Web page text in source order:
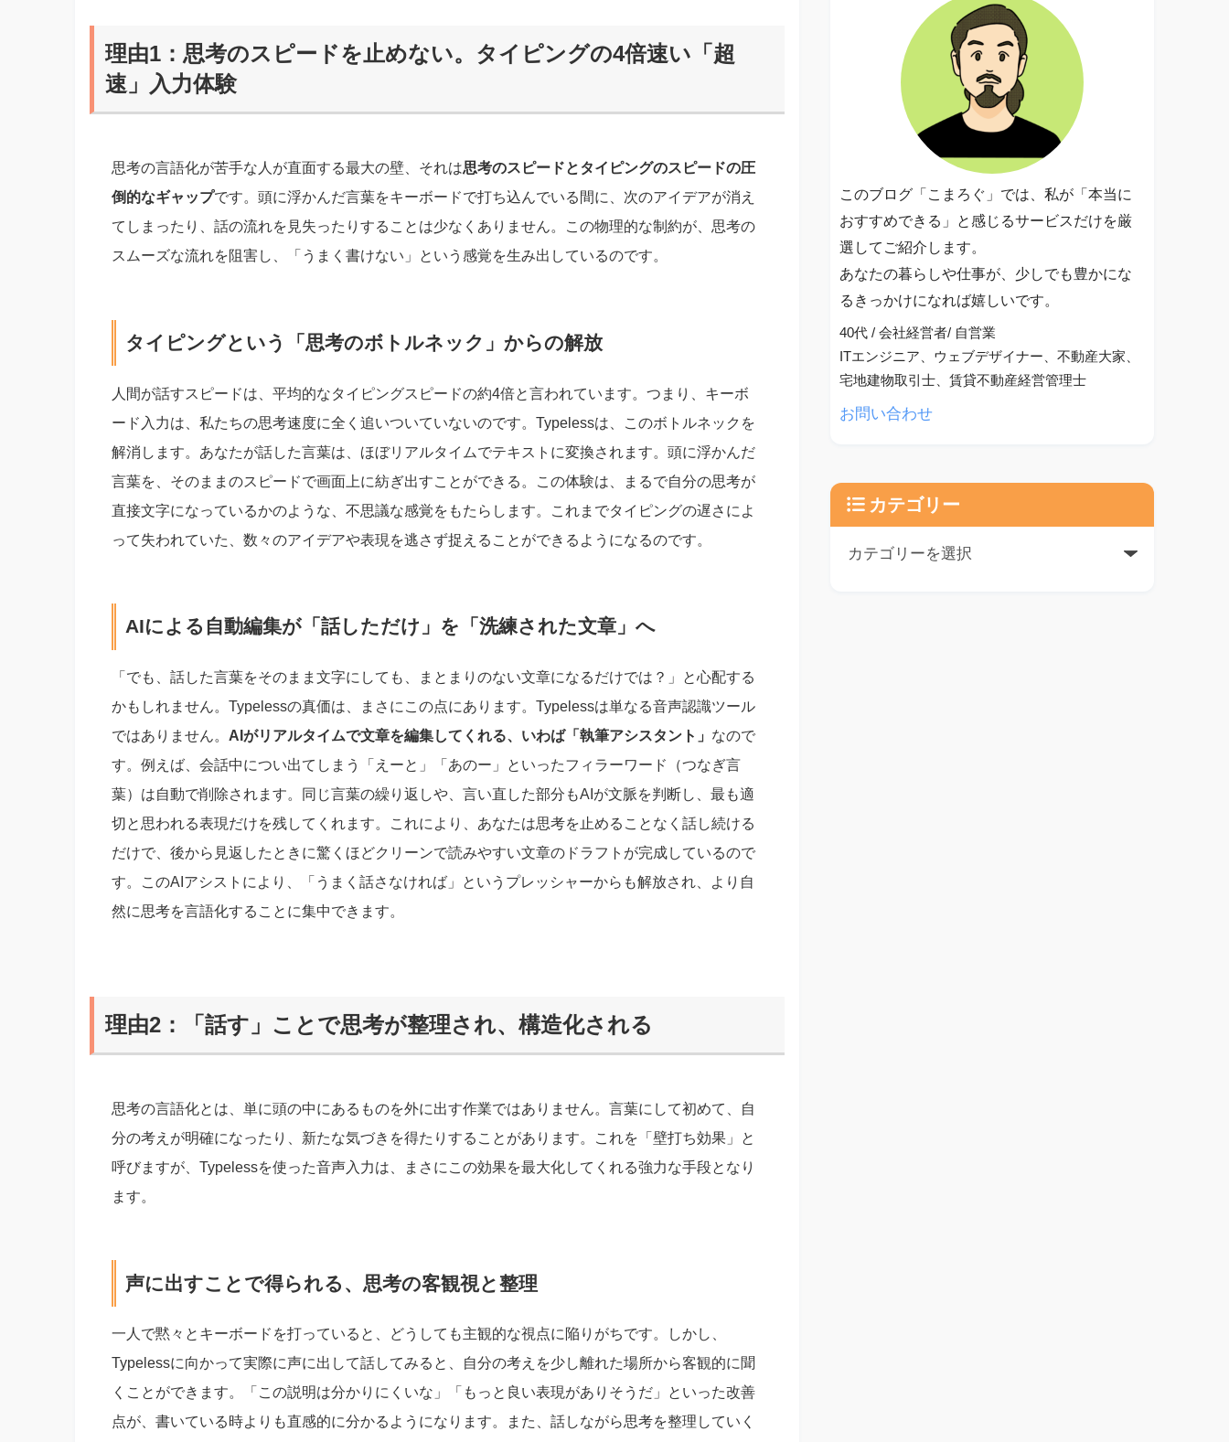
理由1：思考のスピードを止めない。タイピングの4倍速い「超
速」入力体験
思考の言語化が苦手な人が直面する最大の壁、それは思考のスピードとタイピングのスピードの圧
倒的なギャップです。頭に浮かんだ言葉をキーボードで打ち込んでいる間に、次のアイデアが消え
てしまったり、話の流れを見失ったりすることは少なくありません。この物理的な制約が、思考の
スムーズな流れを阻害し、「うまく書けない」という感覚を生み出しているのです。
タイピングという「思考のボトルネック」からの解放
人間が話すスピードは、平均的なタイピングスピードの約4倍と言われています。つまり、キーボ
ード入力は、私たちの思考速度に全く追いついていないのです。Typelessは、このボトルネックを
解消します。あなたが話した言葉は、ほぼリアルタイムでテキストに変換されます。頭に浮かんだ
言葉を、そのままのスピードで画面上に紡ぎ出すことができる。この体験は、まるで自分の思考が
直接文字になっているかのような、不思議な感覚をもたらします。これまでタイピングの遅さによ
って失われていた、数々のアイデアや表現を逃さず捉えることができるようになるのです。
AIによる自動編集が「話しただけ」を「洗練された文章」へ
「でも、話した言葉をそのまま文字にしても、まとまりのない文章になるだけでは？」と心配する
かもしれません。Typelessの真価は、まさにこの点にあります。Typelessは単なる音声認識ツール
ではありません。 AIがリアルタイムで文章を編集してくれる、いわば「執筆アシスタント」 なので
す。例えば、会話中につい出てしまう「えーと」「あのー」といったフィラーワード（つなぎ言
葉）は自動で削除されます。同じ言葉の繰り返しや、言い直した部分もAIが文脈を判断し、最も適
切と思われる表現だけを残してくれます。これにより、あなたは思考を止めることなく話し続ける
だけで、後から見返したときに驚くほどクリーンで読みやすい文章のドラフトが完成しているので
す。このAIアシストにより、「うまく話さなければ」というプレッシャーからも解放され、より自
然に思考を言語化することに集中できます。
理由2：「話す」ことで思考が整理され、構造化される
思考の言語化とは、単に頭の中にあるものを外に出す作業ではありません。言葉にして初めて、自
分の考えが明確になったり、新たな気づきを得たりすることがあります。これを「壁打ち効果」と
呼びますが、Typelessを使った音声入力は、まさにこの効果を最大化してくれる強力な手段となり
ます。
声に出すことで得られる、思考の客観視と整理
一人で黙々とキーボードを打っていると、どうしても主観的な視点に陥りがちです。しかし、
Typelessに向かって実際に声に出して話してみると、自分の考えを少し離れた場所から客観的に聞
くことができます。「この説明は分かりにくいな」「もっと良い表現がありそうだ」といった改善
点が、書いている時よりも直感的に分かるようになります。また、話しながら思考を整理していく
このブログ「こまろぐ」では、私が「本当に
おすすめできる」と感じるサービスだけを厳
選してご紹介します。
あなたの暮らしや仕事が、少しでも豊かにな
るきっかけになれば嬉しいです。
40代 / 会社経営者/ 自営業
ITエンジニア、ウェブデザイナー、不動産大家、
宅地建物取引士、賃貸不動産経営管理士
お問い合わせ
カテゴリー